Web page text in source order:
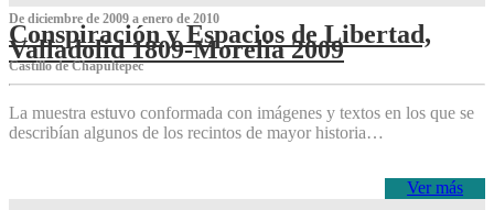
De diciembre de 2009 a enero de 2010
Conspiración y Espacios de Libertad,
Valladolid 1809-Morelia 2009
Castillo de Chapultepec
La muestra estuvo conformada con imágenes y textos en los que se
describían algunos de los recintos de mayor historia…
Ver más